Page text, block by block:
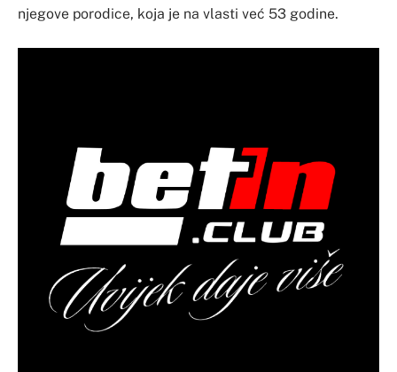
njegove porodice, koja je na vlasti već 53 godine.